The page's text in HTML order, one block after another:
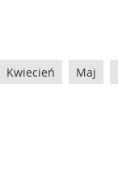
Kwiecień Maj